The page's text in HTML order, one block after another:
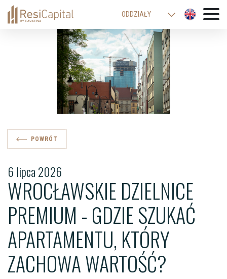
ODDZIAŁY
WARSZAWA
KATOWICE
KRAKÓW
ŁÓDŹ
WROCŁAW
WROCŁAWSKIE DZIELNICE
PREMIUM - GDZIE SZUKAĆ
APARTAMENTU, KTÓRY
ZACHOWA WARTOŚĆ?
6 lipca 2026
POWRÓT